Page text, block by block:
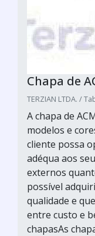
Chapa de
TERZIAN LTDA. /
A chapa de
modelos e
cliente possa
adéqua aos
externos
possível
qualidade e
entre custo e
chapasAs